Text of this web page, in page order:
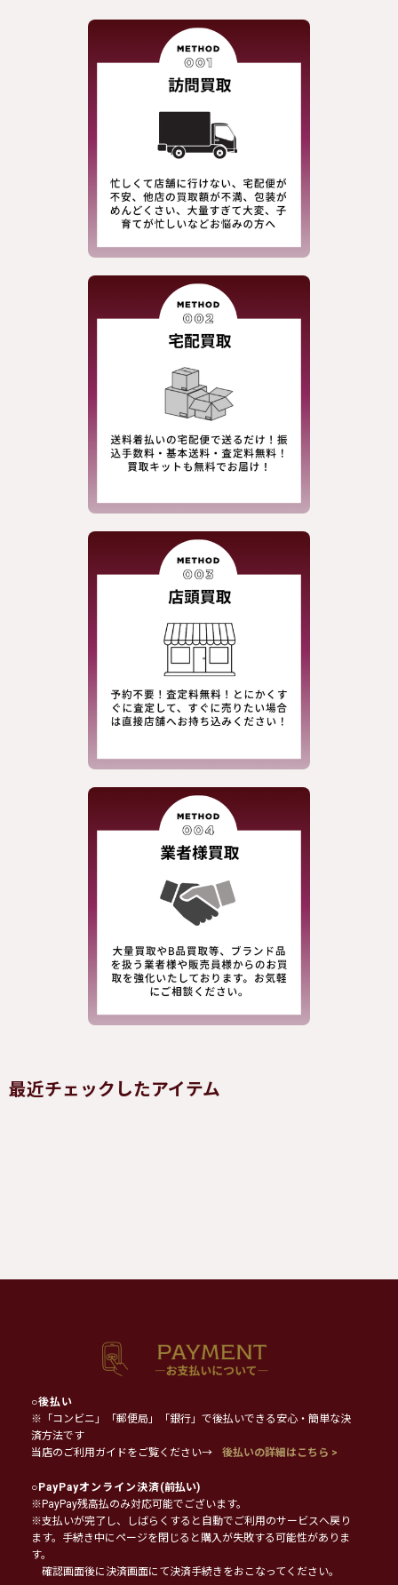
最近チェックしたアイテム
○後払い
※「コンビニ」「郵便局」「銀行」で後払いできる安心・簡単な決
済方法です
当店のご利用ガイドをご覧ください→
後払いの詳細はこちら >
○PayPayオンライン決済(前払い)
※PayPay残高払のみ対応可能でございます。
※支払いが完了し、しばらくすると自動でご利用のサービスへ戻り
ます。手続き中にページを閉じると購入が失敗する可能性がありま
す。
確認画面後に決済画面にて決済手続きをおこなってください。